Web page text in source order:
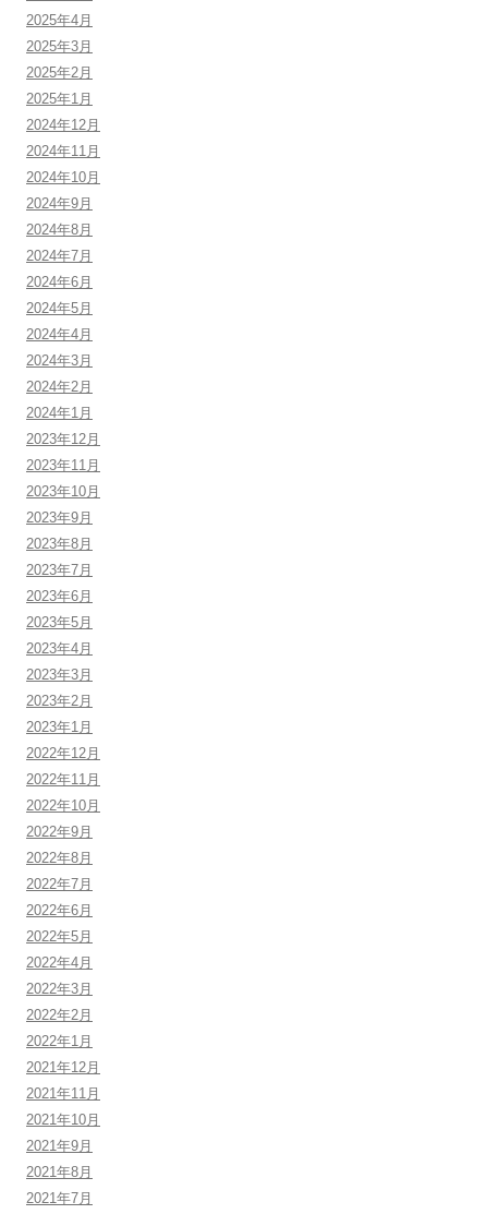
2025年4月
2025年3月
2025年2月
2025年1月
2024年12月
2024年11月
2024年10月
2024年9月
2024年8月
2024年7月
2024年6月
2024年5月
2024年4月
2024年3月
2024年2月
2024年1月
2023年12月
2023年11月
2023年10月
2023年9月
2023年8月
2023年7月
2023年6月
2023年5月
2023年4月
2023年3月
2023年2月
2023年1月
2022年12月
2022年11月
2022年10月
2022年9月
2022年8月
2022年7月
2022年6月
2022年5月
2022年4月
2022年3月
2022年2月
2022年1月
2021年12月
2021年11月
2021年10月
2021年9月
2021年8月
2021年7月